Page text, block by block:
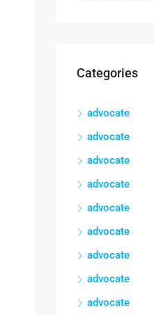
Categories
advocate
advocate
advocate
advocate
advocate
advocate
advocate
advocate
advocate